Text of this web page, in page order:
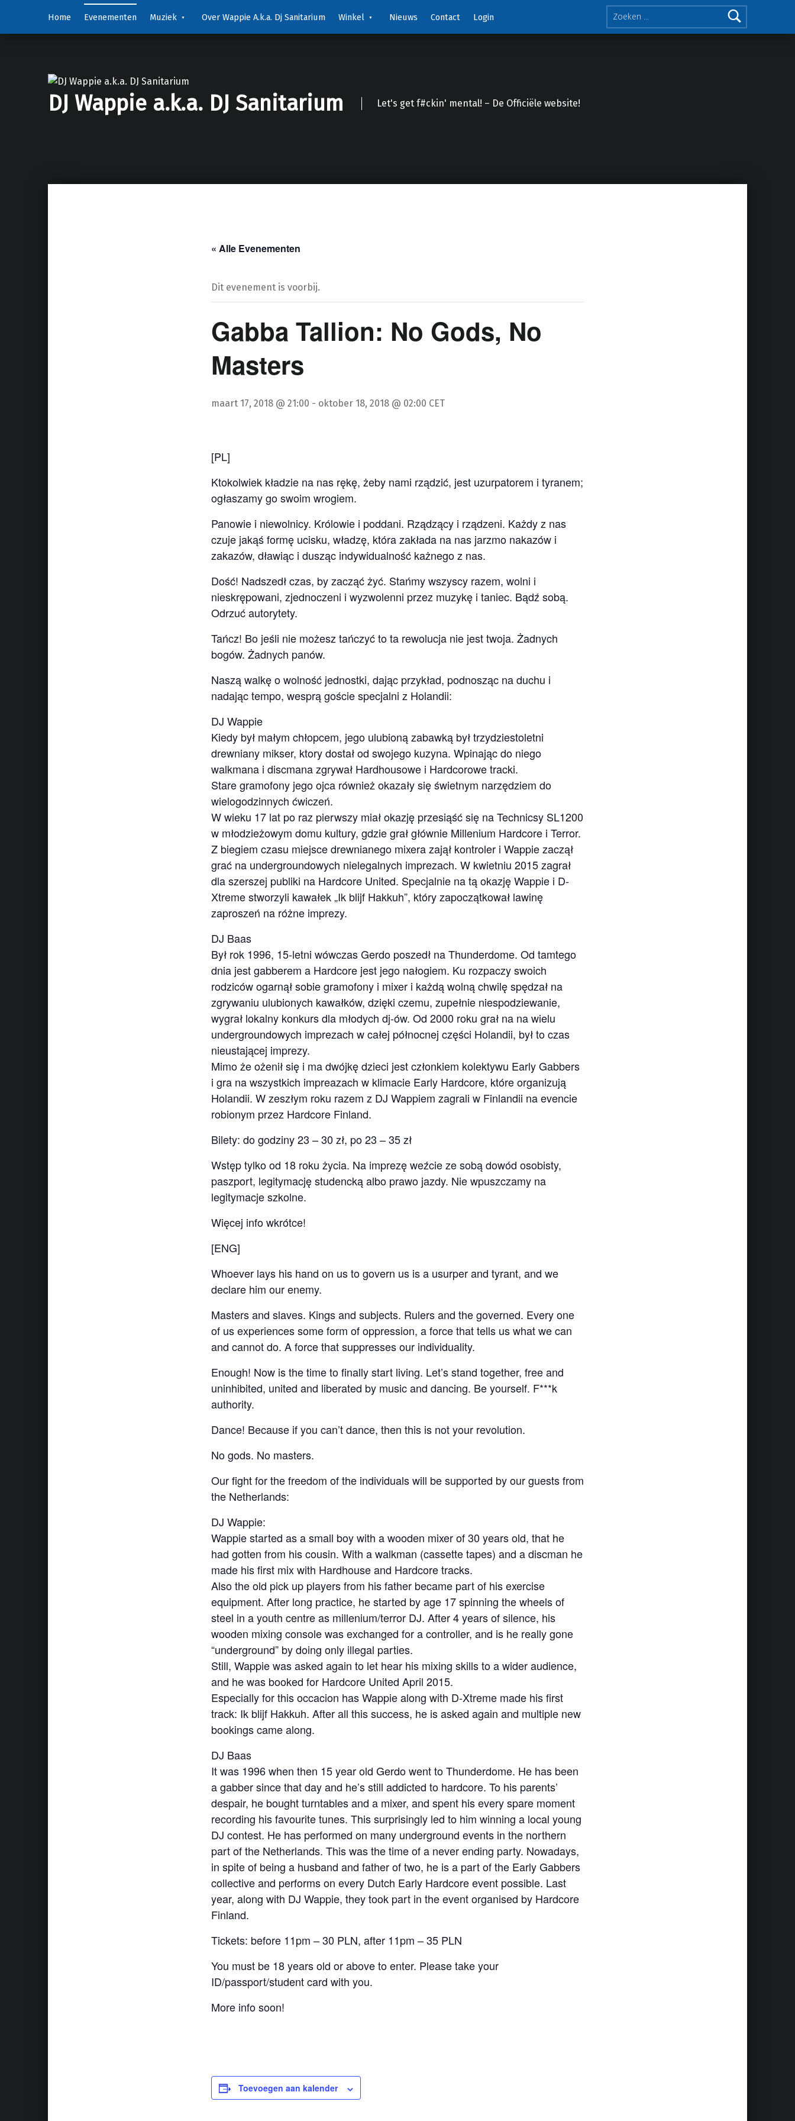
Zoeken naar:
Home
Evenementen Muziek Over Wappie A.k.a. Dj Sanitarium Winkel Nieuws Contact Login
DJ Wappie a.k.a. DJ Sanitarium Let's get f#ckin' mental! – De Officiële website!
« Alle Evenementen
Dit evenement is voorbij.
Gabba Tallion: No Gods, No
Masters
maart 17, 2018 @ 21:00 - oktober 18, 2018 @ 02:00 CET
[PL]
Ktokolwiek kładzie na nas rękę, żeby nami rządzić, jest uzurpatorem i tyranem;
ogłaszamy go swoim wrogiem.
Panowie i niewolnicy. Królowie i poddani. Rządzący i rządzeni. Każdy z nas
czuje jakąś formę ucisku, władzę, która zakłada na nas jarzmo nakazów i
zakazów, dławiąc i dusząc indywidualność każnego z nas.
Dość! Nadszedł czas, by zacząć żyć. Stańmy wszyscy razem, wolni i
nieskrępowani, zjednoczeni i wyzwolenni przez muzykę i taniec. Bądź sobą.
Odrzuć autorytety.
Tańcz! Bo jeśli nie możesz tańczyć to ta rewolucja nie jest twoja. Żadnych
bogów. Żadnych panów.
Naszą walkę o wolność jednostki, dając przykład, podnosząc na duchu i
nadając tempo, wesprą goście specjalni z Holandii:
DJ Wappie
Kiedy był małym chłopcem, jego ulubioną zabawką był trzydziestoletni
drewniany mikser, ktory dostał od swojego kuzyna. Wpinając do niego
walkmana i discmana zgrywał Hardhousowe i Hardcorowe tracki.
Stare gramofony jego ojca również okazały się świetnym narzędziem do
wielogodzinnych ćwiczeń.
W wieku 17 lat po raz pierwszy miał okazję przesiąść się na Technicsy SL1200
w młodzieżowym domu kultury, gdzie grał głównie Millenium Hardcore i Terror.
Z biegiem czasu miejsce drewnianego mixera zajął kontroler i Wappie zaczął
grać na undergroundowych nielegalnych imprezach. W kwietniu 2015 zagrał
dla szerszej publiki na Hardcore United. Specjalnie na tą okazję Wappie i D-
Xtreme stworzyli kawałek „Ik blijf Hakkuh”, który zapoczątkował lawinę
zaproszeń na różne imprezy.
DJ Baas
Był rok 1996, 15-letni wówczas Gerdo poszedł na Thunderdome. Od tamtego
dnia jest gabberem a Hardcore jest jego nałogiem. Ku rozpaczy swoich
rodziców ogarnął sobie gramofony i mixer i każdą wolną chwilę spędzał na
zgrywaniu ulubionych kawałków, dzięki czemu, zupełnie niespodziewanie,
wygrał lokalny konkurs dla młodych dj-ów. Od 2000 roku grał na na wielu
undergroundowych imprezach w całej północnej części Holandii, był to czas
nieustającej imprezy.
Mimo że ożenił się i ma dwójkę dzieci jest członkiem kolektywu Early Gabbers
i gra na wszystkich impreazach w klimacie Early Hardcore, które organizują
Holandii. W zeszłym roku razem z DJ Wappiem zagrali w Finlandii na evencie
robionym przez Hardcore Finland.
Bilety: do godziny 23 – 30 zł, po 23 – 35 zł
Wstęp tylko od 18 roku życia. Na imprezę weźcie ze sobą dowód osobisty,
paszport, legitymację studencką albo prawo jazdy. Nie wpuszczamy na
legitymacje szkolne.
Więcej info wkrótce!
[ENG]
Whoever lays his hand on us to govern us is a usurper and tyrant, and we
declare him our enemy.
Masters and slaves. Kings and subjects. Rulers and the governed. Every one
of us experiences some form of oppression, a force that tells us what we can
and cannot do. A force that suppresses our individuality.
Enough! Now is the time to finally start living. Let’s stand together, free and
uninhibited, united and liberated by music and dancing. Be yourself. F***k
authority.
Dance! Because if you can’t dance, then this is not your revolution.
No gods. No masters.
Our fight for the freedom of the individuals will be supported by our guests from
the Netherlands:
DJ Wappie:
Wappie started as a small boy with a wooden mixer of 30 years old, that he
had gotten from his cousin. With a walkman (cassette tapes) and a discman he
made his first mix with Hardhouse and Hardcore tracks.
Also the old pick up players from his father became part of his exercise
equipment. After long practice, he started by age 17 spinning the wheels of
steel in a youth centre as millenium/terror DJ. After 4 years of silence, his
wooden mixing console was exchanged for a controller, and is he really gone
“underground” by doing only illegal parties.
Still, Wappie was asked again to let hear his mixing skills to a wider audience,
and he was booked for Hardcore United April 2015.
Especially for this occacion has Wappie along with D-Xtreme made his first
track: Ik blijf Hakkuh. After all this success, he is asked again and multiple new
bookings came along.
DJ Baas
It was 1996 when then 15 year old Gerdo went to Thunderdome. He has been
a gabber since that day and he’s still addicted to hardcore. To his parents’
despair, he bought turntables and a mixer, and spent his every spare moment
recording his favourite tunes. This surprisingly led to him winning a local young
DJ contest. He has performed on many underground events in the northern
part of the Netherlands. This was the time of a never ending party. Nowadays,
in spite of being a husband and father of two, he is a part of the Early Gabbers
collective and performs on every Dutch Early Hardcore event possible. Last
year, along with DJ Wappie, they took part in the event organised by Hardcore
Finland.
Tickets: before 11pm – 30 PLN, after 11pm – 35 PLN
You must be 18 years old or above to enter. Please take your
ID/passport/student card with you.
More info soon!
Toevoegen aan kalender